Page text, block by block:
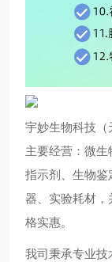
宇妙生物科技（
主要经营：微
指示剂、生物鉴
器、实验耗材，
格实惠。
我司秉承专业技